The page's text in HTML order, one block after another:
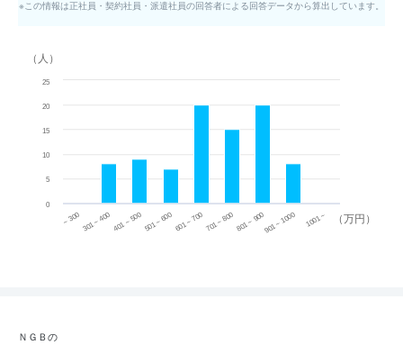
※この情報は正社員・契約社員・派遣社員の回答者による回答データから算出しています。
（万円）
（人）
~ 300 301 ~ 400 401 ~ 500501 ~ 600601 ~ 700701 ~ 800801 ~ 900901 ~ 1000 1001 ~
0
5
10
15
20
25
ＮＧＢの